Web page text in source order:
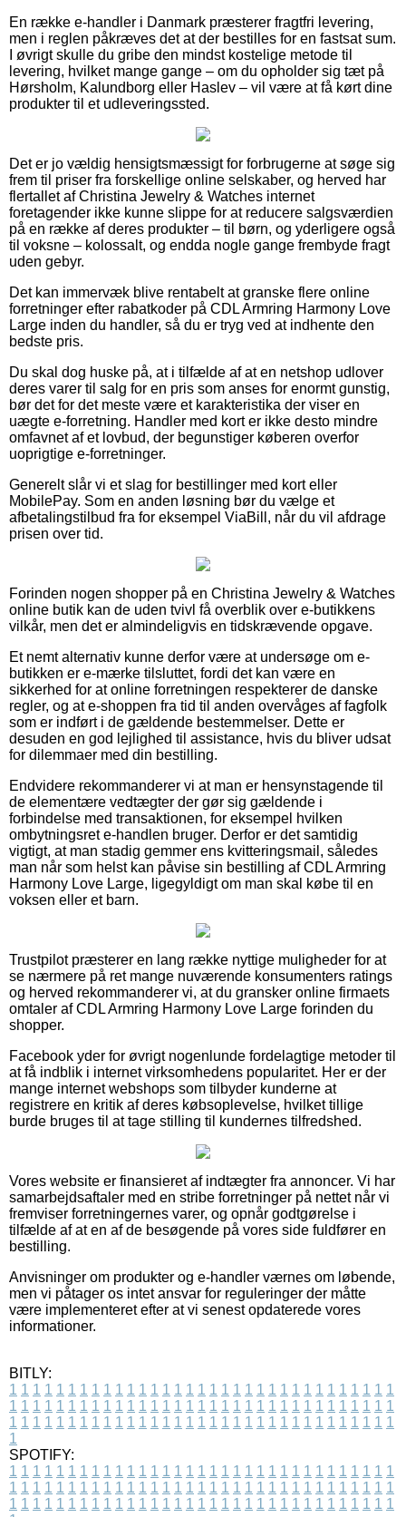
En række e-handler i Danmark præsterer fragtfri levering,
men i reglen påkræves det at der bestilles for en fastsat sum.
I øvrigt skulle du gribe den mindst kostelige metode til
levering, hvilket mange gange – om du opholder sig tæt på
Hørsholm, Kalundborg eller Haslev – vil være at få kørt dine
produkter til et udleveringssted.
Det er jo vældig hensigtsmæssigt for forbrugerne at søge sig
frem til priser fra forskellige online selskaber, og herved har
flertallet af Christina Jewelry & Watches internet
foretagender ikke kunne slippe for at reducere salgsværdien
på en række af deres produkter – til børn, og yderligere også
til voksne – kolossalt, og endda nogle gange frembyde fragt
uden gebyr.
Det kan immervæk blive rentabelt at granske flere online
forretninger efter rabatkoder på CDL Armring Harmony Love
Large inden du handler, så du er tryg ved at indhente den
bedste pris.
Du skal dog huske på, at i tilfælde af at en netshop udlover
deres varer til salg for en pris som anses for enormt gunstig,
bør det for det meste være et karakteristika der viser en
uægte e-forretning. Handler med kort er ikke desto mindre
omfavnet af et lovbud, der begunstiger køberen overfor
uoprigtige e-forretninger.
Generelt slår vi et slag for bestillinger med kort eller
MobilePay. Som en anden løsning bør du vælge et
afbetalingstilbud fra for eksempel ViaBill, når du vil afdrage
prisen over tid.
Forinden nogen shopper på en Christina Jewelry & Watches
online butik kan de uden tvivl få overblik over e-butikkens
vilkår, men det er almindeligvis en tidskrævende opgave.
Et nemt alternativ kunne derfor være at undersøge om e-
butikken er e-mærke tilsluttet, fordi det kan være en
sikkerhed for at online forretningen respekterer de danske
regler, og at e-shoppen fra tid til anden overvåges af fagfolk
som er indført i de gældende bestemmelser. Dette er
desuden en god lejlighed til assistance, hvis du bliver udsat
for dilemmaer med din bestilling.
Endvidere rekommanderer vi at man er hensynstagende til
de elementære vedtægter der gør sig gældende i
forbindelse med transaktionen, for eksempel hvilken
ombytningsret e-handlen bruger. Derfor er det samtidig
vigtigt, at man stadig gemmer ens kvitteringsmail, således
man når som helst kan påvise sin bestilling af CDL Armring
Harmony Love Large, ligegyldigt om man skal købe til en
voksen eller et barn.
Trustpilot præsterer en lang række nyttige muligheder for at
se nærmere på ret mange nuværende konsumenters ratings
og herved rekommanderer vi, at du gransker online firmaets
omtaler af CDL Armring Harmony Love Large forinden du
shopper.
Facebook yder for øvrigt nogenlunde fordelagtige metoder til
at få indblik i internet virksomhedens popularitet. Her er der
mange internet webshops som tilbyder kunderne at
registrere en kritik af deres købsoplevelse, hvilket tillige
burde bruges til at tage stilling til kundernes tilfredshed.
Vores website er finansieret af indtægter fra annoncer. Vi har
samarbejdsaftaler med en stribe forretninger på nettet når vi
fremviser forretningernes varer, og opnår godtgørelse i
tilfælde af at en af de besøgende på vores side fuldfører en
bestilling.
Anvisninger om produkter og e-handler værnes om løbende,
men vi påtager os intet ansvar for reguleringer der måtte
være implementeret efter at vi senest opdaterede vores
informationer.
BITLY:
1 1 1 1 1 1 1 1 1 1 1 1 1 1 1 1 1 1 1 1 1 1 1 1 1 1 1 1 1 1 1 1 1
1 1 1 1 1 1 1 1 1 1 1 1 1 1 1 1 1 1 1 1 1 1 1 1 1 1 1 1 1 1 1 1 1
1 1 1 1 1 1 1 1 1 1 1 1 1 1 1 1 1 1 1 1 1 1 1 1 1 1 1 1 1 1 1 1 1
1
SPOTIFY:
1 1 1 1 1 1 1 1 1 1 1 1 1 1 1 1 1 1 1 1 1 1 1 1 1 1 1 1 1 1 1 1 1
1 1 1 1 1 1 1 1 1 1 1 1 1 1 1 1 1 1 1 1 1 1 1 1 1 1 1 1 1 1 1 1 1
1 1 1 1 1 1 1 1 1 1 1 1 1 1 1 1 1 1 1 1 1 1 1 1 1 1 1 1 1 1 1 1 1